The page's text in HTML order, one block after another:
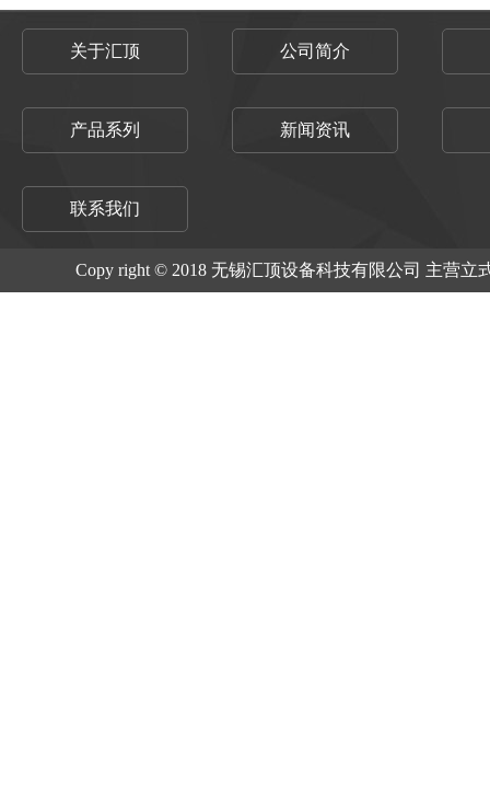
关于汇顶 公司简介
产品系列 新闻资讯
联系我们
Copy right © 2018 无锡汇顶设备科技有限公司